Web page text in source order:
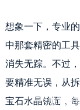
卡地亚腕
想象一下，专业
中那套精密的工
消失无踪。不过
要精准无误，从
宝石水晶镜面，